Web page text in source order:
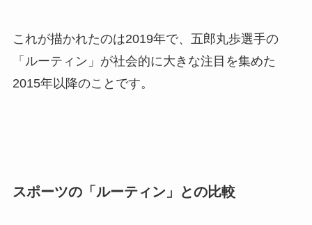
これが描かれたのは2019年で、五郎丸歩選手の
「ルーティン」が社会的に大きな注目を集めた
2015年以降のことです。
スポーツの「ルーティン」との比較